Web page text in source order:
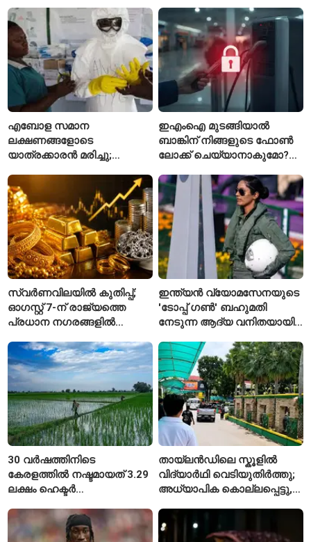
എബോള സമാന
ലക്ഷണങ്ങളോടെ
യാത്രക്കാരൻ മരിച്ചു;
യാത്രക്കാരെ
നിരീക്ഷണത്തിൽ
ഇഎംഐ മുടങ്ങിയാൽ
ബാങ്കിന് നിങ്ങളുടെ ഫോൺ
ലോക്ക് ചെയ്യാനാകുമോ?
ചട്ടങ്ങൾ ഇങ്ങനെ
സ്വർണവിലയിൽ കുതിപ്പ്;
ഓഗസ്റ്റ് 7-ന് രാജ്യത്തെ
പ്രധാന നഗരങ്ങളിൽ
ഇന്ത്യൻ വ്യോമസേനയുടെ
'ടോപ്പ് ഗൺ' ബഹുമതി
നേടുന്ന ആദ്യ വനിതയായി
30 വർഷത്തിനിടെ
കേരളത്തിൽ നഷ്ടമായത് 3.29
ലക്ഷം ഹെക്ടർ
തായ്‌ലൻഡിലെ സ്കൂളിൽ
വിദ്യാർഥി വെടിയുതിർത്തു;
അധ്യാപിക കൊല്ലപ്പെട്ടു,